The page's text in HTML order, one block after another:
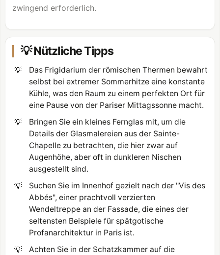
zwingend erforderlich.
💡 Nützliche Tipps
💡
Das Frigidarium der römischen Thermen bewahrt
selbst bei extremer Sommerhitze eine konstante
Kühle, was den Raum zu einem perfekten Ort für
eine Pause von der Pariser Mittagssonne macht.
💡
Bringen Sie ein kleines Fernglas mit, um die
Details der Glasmalereien aus der Sainte-
Chapelle zu betrachten, die hier zwar auf
Augenhöhe, aber oft in dunkleren Nischen
ausgestellt sind.
💡
Suchen Sie im Innenhof gezielt nach der "Vis des
Abbés", einer prachtvoll verzierten
Wendeltreppe an der Fassade, die eines der
seltensten Beispiele für spätgotische
Profanarchitektur in Paris ist.
💡
Achten Sie in der Schatzkammer auf die